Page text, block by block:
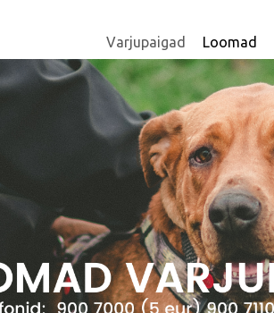
Varjupaigad Loomad